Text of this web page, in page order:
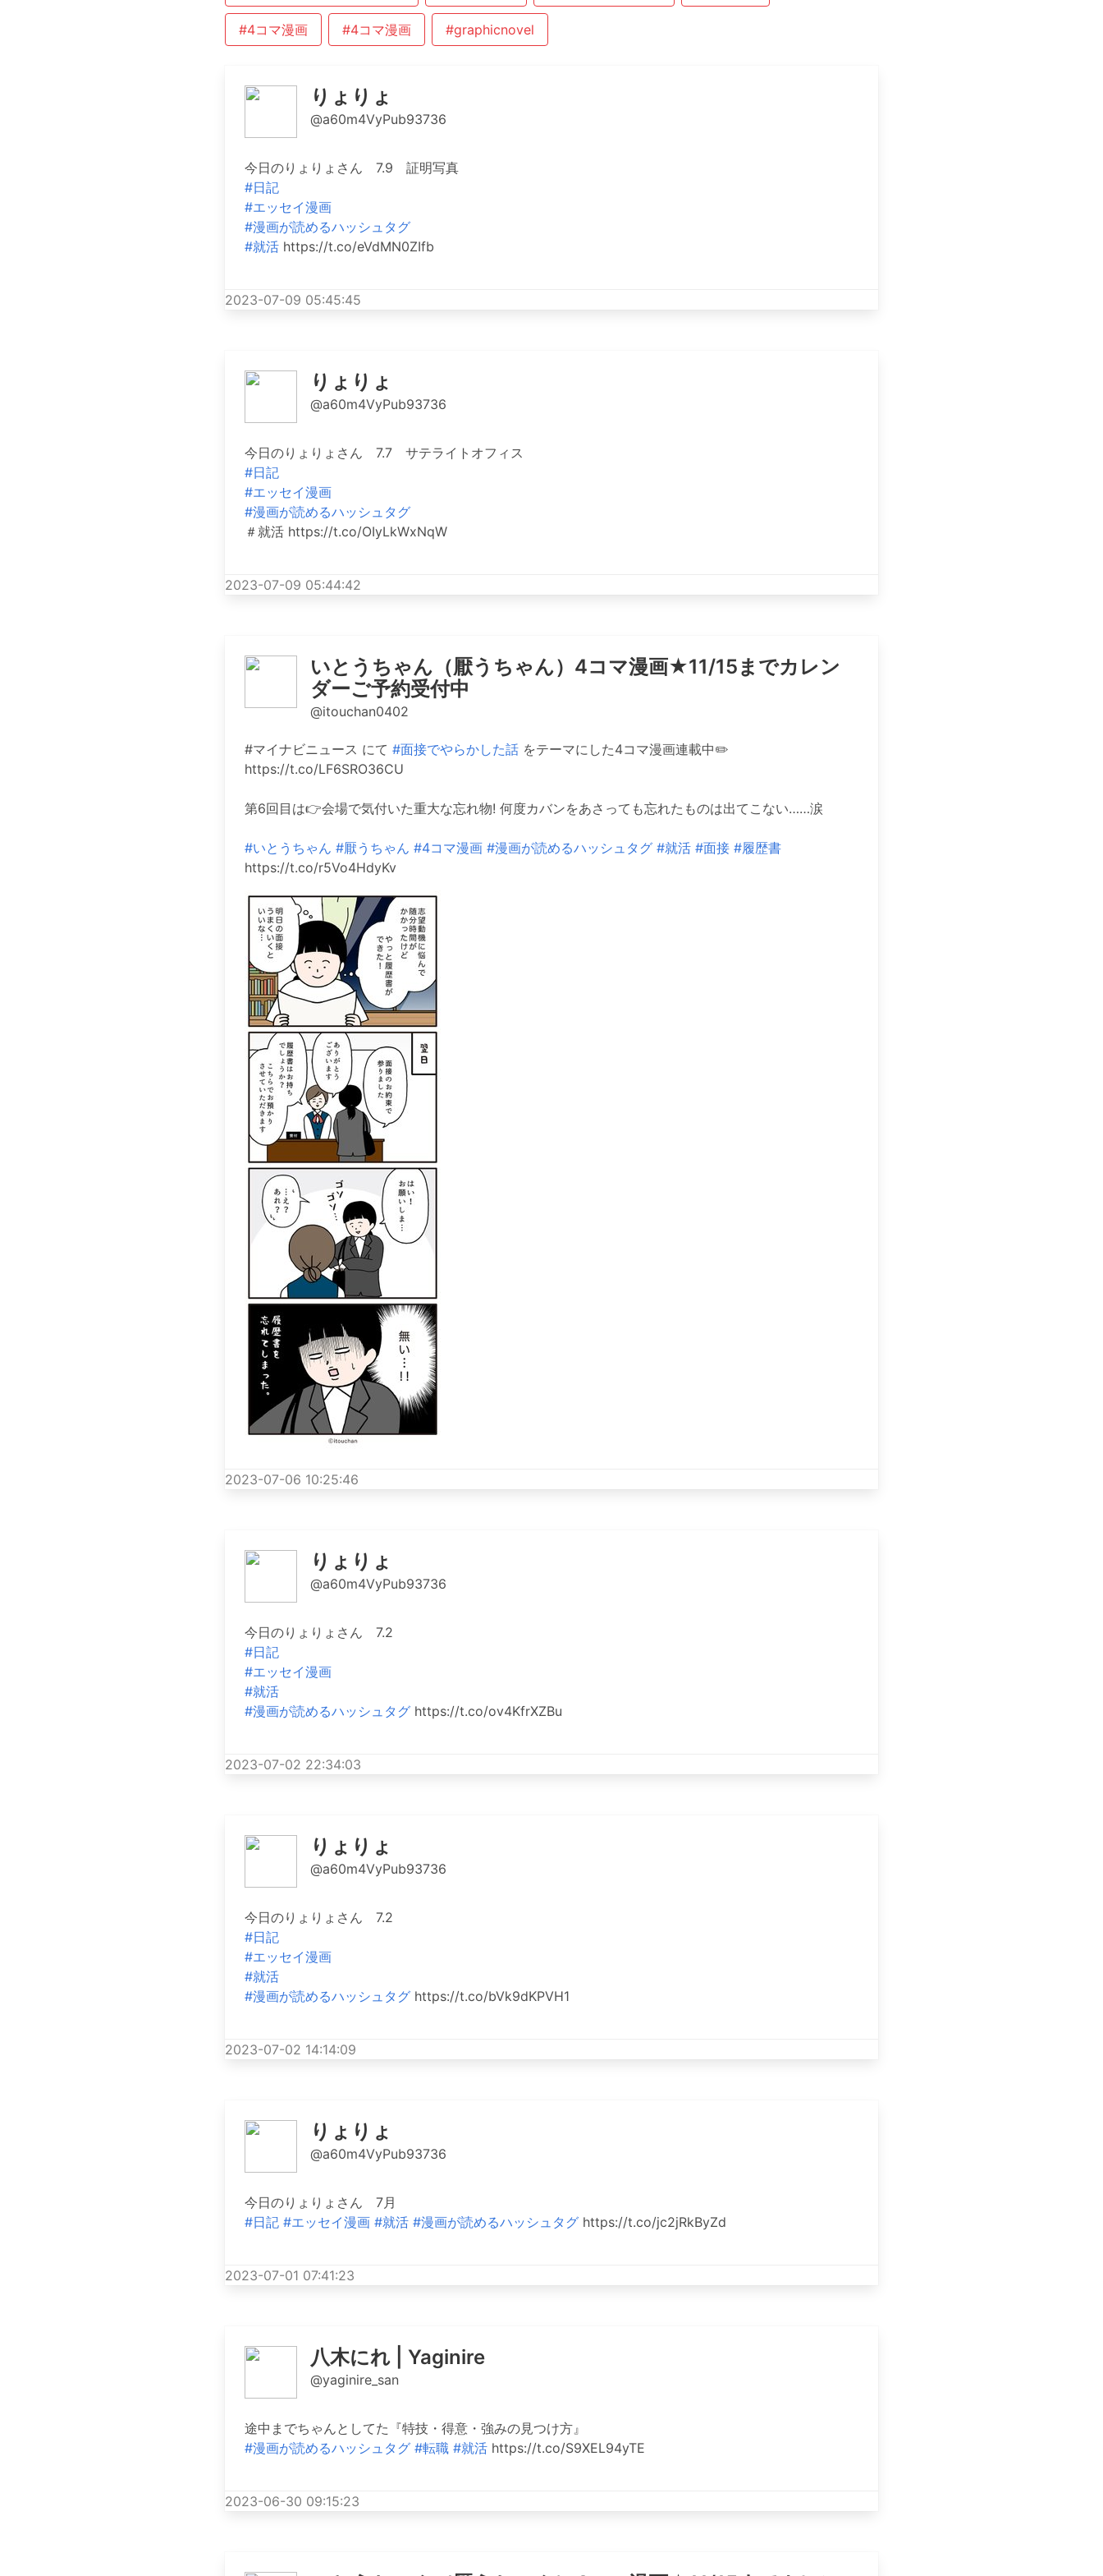
#4コマ漫画 #4コマ漫画 #graphicnovel
りょりょ
@a60m4VyPub93736
今日のりょりょさん 7.9 証明写真
#日記
#エッセイ漫画
#漫画が読めるハッシュタグ
#就活https://t.co/eVdMN0ZIfb
2023-07-09 05:45:45
りょりょ
@a60m4VyPub93736
今日のりょりょさん 7.7 サテライトオフィス
#日記
#エッセイ漫画
#漫画が読めるハッシュタグ
＃就活 https://t.co/OIyLkWxNqW
2023-07-09 05:44:42
いとうちゃん（厭うちゃん）4コマ漫画★11/15までカレン
ダーご予約受付中
@itouchan0402
#マイナビニュース にて #面接でやらかした話をテーマにした4コマ漫画連載中✏️
https://t.co/LF6SRO36CU
第6回目は👉会場で気付いた重大な忘れ物! 何度カバンをあさっても忘れたものは出てこない……涙
#いとうちゃん #厭うちゃん #4コマ漫画 #漫画が読めるハッシュタグ #就活 #面接 #履歴書
https://t.co/r5Vo4HdyKv
2023-07-06 10:25:46
りょりょ
@a60m4VyPub93736
今日のりょりょさん 7.2
#日記
#エッセイ漫画
#就活
#漫画が読めるハッシュタグhttps://t.co/ov4KfrXZBu
2023-07-02 22:34:03
りょりょ
@a60m4VyPub93736
今日のりょりょさん 7.2
#日記
#エッセイ漫画
#就活
#漫画が読めるハッシュタグhttps://t.co/bVk9dKPVH1
2023-07-02 14:14:09
りょりょ
@a60m4VyPub93736
今日のりょりょさん 7月
#日記 #エッセイ漫画 #就活 #漫画が読めるハッシュタグhttps://t.co/jc2jRkByZd
2023-07-01 07:41:23
八木にれ | Yaginire
@yaginire_san
途中までちゃんとしてた『特技・得意・強みの見つけ方』
#漫画が読めるハッシュタグ #転職 #就活https://t.co/S9XEL94yTE
2023-06-30 09:15:23